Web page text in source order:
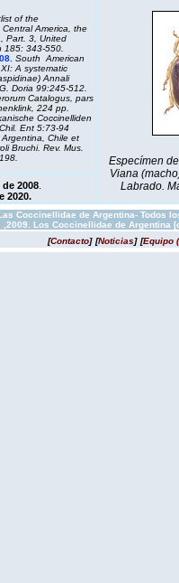
of the
America, the
Part. 3, United
185: 343-550.
South American
A systematic
Annali
Doria 99:245-512.
Catalogus, pars
224 pp.
Coccinelliden
Ent 5:73-94
Chile et
Bruchi. Rev. Mus.
Especímen
Viana
Labrado.
2008.
2020.
Coccinellidae de Argentina- Todos
,2009. Los Coccinellidae de
[Contacto] [Noticias] [Equipo